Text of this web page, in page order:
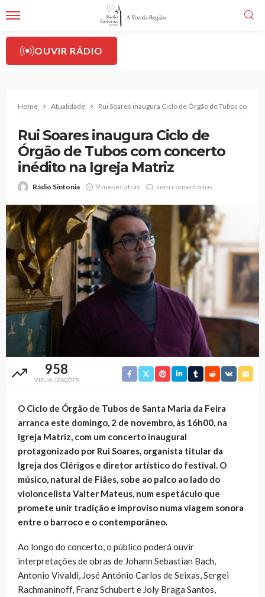
OUVIR RÁDIO
Home Atualidade Rui Soares inaugura Ciclo de Órgão de Tubos com
Rui Soares inaugura Ciclo de
Órgão de Tubos com concerto
inédito na Igreja Matriz
Rádio Sintonia 9 meses atrás sem comentários
958
VISUALIZAÇÕES
O Ciclo de Órgão de Tubos de Santa Maria da Feira
arranca este domingo, 2 de novembro, às 16h00, na
Igreja Matriz, com um concerto inaugural
protagonizado por Rui Soares, organista titular da
Igreja dos Clérigos e diretor artístico do festival. O
músico, natural de Fiães, sobe ao palco ao lado do
violoncelista Valter Mateus, num espetáculo que
promete unir tradição e improviso numa viagem sonora
entre o barroco e o contemporâneo.
Ao longo do concerto, o público poderá ouvir
interpretações de obras de Johann Sebastian Bach,
Antonio Vivaldi, José António Carlos de Seixas, Sergei
Rachmaninoff, Franz Schubert e Joly Braga Santos,